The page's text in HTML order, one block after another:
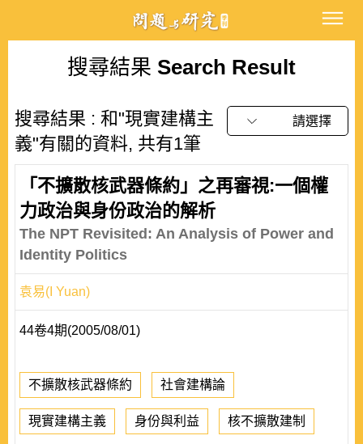
搜尋結果 Search Result
搜尋結果 : 和"現實建構主
義"有關的資料, 共有1筆
請選擇
「不擴散核武器條約」之再審視:一個權
力政治與身份政治的解析
The NPT Revisited: An Analysis of Power and
Identity Politics
袁易(I Yuan)
44卷4期(2005/08/01)
不擴散核武器條約 社會建構論
現實建構主義 身份與利益 核不擴散建制